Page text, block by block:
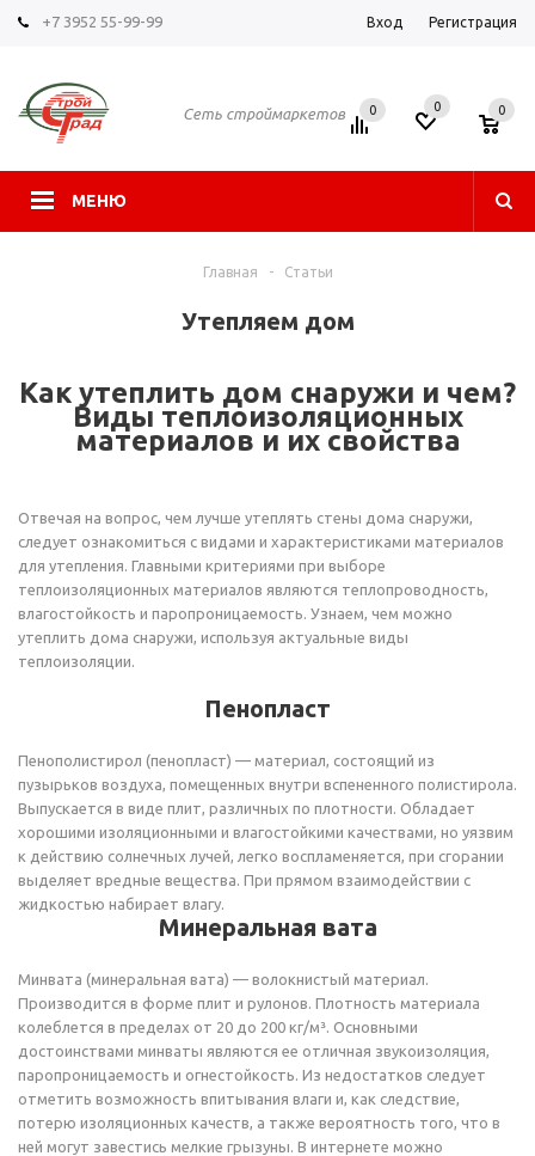
+7 3952 55-99-99 Вход Регистрация
Сеть строймаркетов
МЕНЮ
0 0 0
Главная - Статьи
Утепляем дом
Как утеплить дом снаружи и чем?
Виды теплоизоляционных
материалов и их свойства
Отвечая на вопрос, чем лучше утеплять стены дома снаружи,
следует ознакомиться с видами и характеристиками материалов
для утепления. Главными критериями при выборе
теплоизоляционных материалов являются теплопроводность,
влагостойкость и паропроницаемость. Узнаем, чем можно
утеплить дома снаружи, используя актуальные виды
теплоизоляции.
Пенопласт
Пенополистирол (пенопласт) — материал, состоящий из
пузырьков воздуха, помещенных внутри вспененного полистирола.
Выпускается в виде плит, различных по плотности. Обладает
хорошими изоляционными и влагостойкими качествами, но уязвим
к действию солнечных лучей, легко воспламеняется, при сгорании
выделяет вредные вещества. При прямом взаимодействии с
жидкостью набирает влагу.
Минеральная вата
Минвата (минеральная вата) — волокнистый материал.
Производится в форме плит и рулонов. Плотность материала
колеблется в пределах от 20 до 200 кг/м³. Основными
достоинствами минваты являются ее отличная звукоизоляция,
паропроницаемость и огнестойкость. Из недостатков следует
отметить возможность впитывания влаги и, как следствие,
потерю изоляционных качеств, а также вероятность того, что в
ней могут завестись мелкие грызуны. В интернете можно